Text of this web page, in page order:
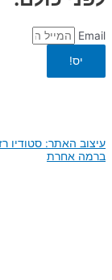
Email
יס!
עיצוב האתר: סטודיו
ברמה אחרת